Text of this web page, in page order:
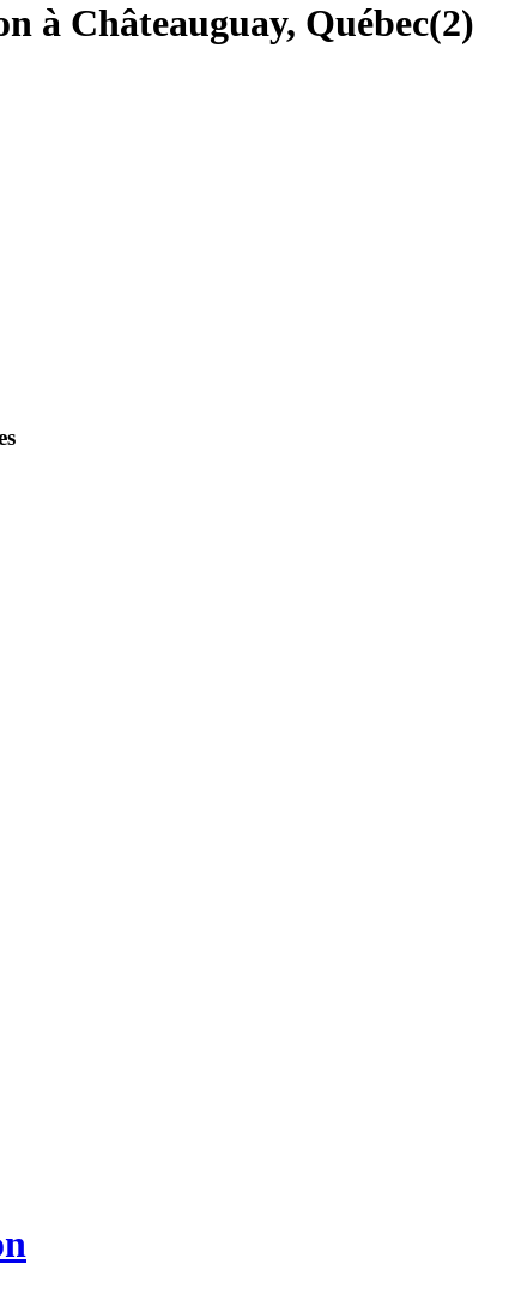
à Châteauguay, Québec(2)